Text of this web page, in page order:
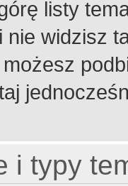
listy
widzisz
i typy